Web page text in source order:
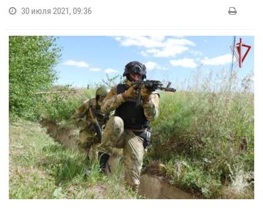
30 июля 2021, 09:36